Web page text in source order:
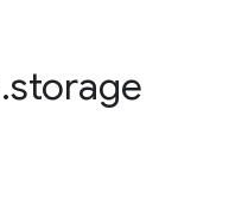
.storage